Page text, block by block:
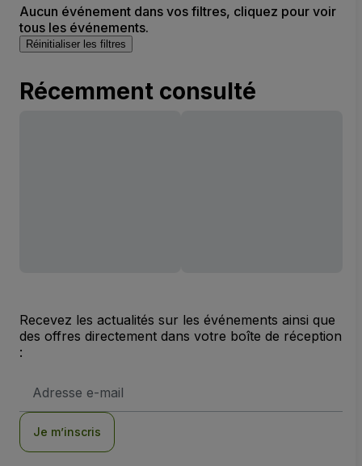
Aucun événement dans vos filtres, cliquez pour voir
tous les événements.
Réinitialiser les filtres
Récemment consulté
Recevez les actualités sur les événements ainsi que
des offres directement dans votre boîte de réception
:
e-
Je m’inscris